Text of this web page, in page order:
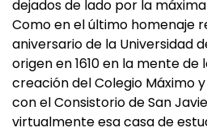
dejados de lado por la
Como en el último homenaje
aniversario de la Universidad
origen en 1610 en la mente de
creación del Colegio Máximo
con el Consistorio de San
virtualmente esa casa de